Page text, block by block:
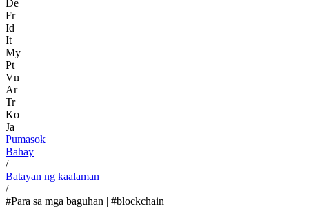
De
Fr
Id
It
My
Pt
Vn
Ar
Tr
Ko
Ja
Pumasok
Bahay
/
Batayan ng kaalaman
/
#Para sa mga baguhan | #blockchain